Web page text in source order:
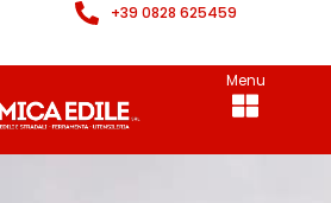
+39 0828 625459
Menu